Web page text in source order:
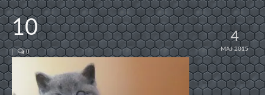
4
MAJ 2015
10
| 0